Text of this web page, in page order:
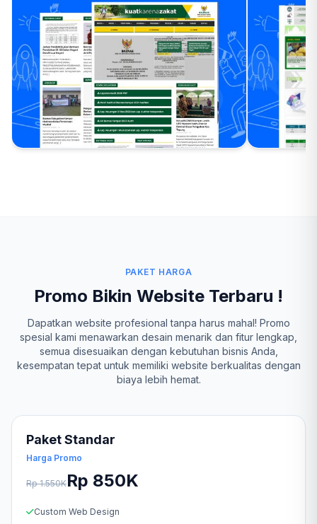
PAKET HARGA
Promo Bikin Website Terbaru !
Dapatkan website profesional tanpa harus mahal! Promo
spesial kami menawarkan desain menarik dan fitur lengkap,
semua disesuaikan dengan kebutuhan bisnis Anda,
kesempatan tepat untuk memiliki website berkualitas dengan
biaya lebih hemat.
Paket Standar
Harga Promo
Rp 1.550KRp 850K
Custom Web Design